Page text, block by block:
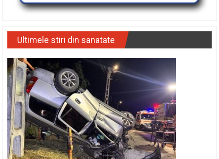
Ultimele stiri din sanatate